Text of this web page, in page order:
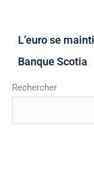
L’euro se
Banque Scotia
Rechercher